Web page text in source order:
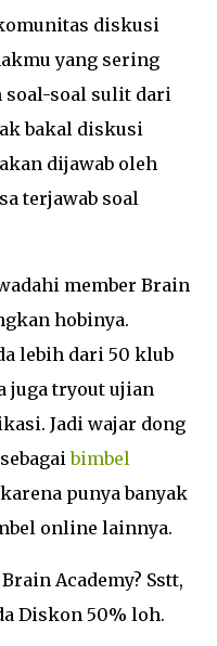
diskusi
yang sering
soal-soal sulit dari
bakal diskusi
dijawab oleh
terjawab soal
member Brain
hobinya.
lebih dari 50 klub
juga tryout ujian
Jadi wajar dong
bimbel
karena punya banyak
online lainnya.
Academy? Sstt,
Diskon 50% loh.